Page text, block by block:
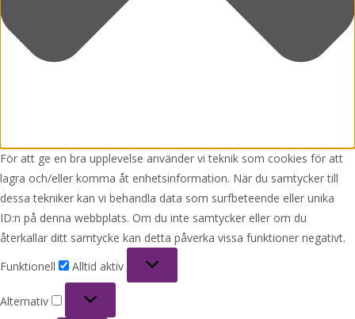
För att ge en bra upplevelse använder vi teknik som cookies för att
lagra och/eller komma åt enhetsinformation. När du samtycker till
dessa tekniker kan vi behandla data som surfbeteende eller unika
ID:n på denna webbplats. Om du inte samtycker eller om du
återkallar ditt samtycke kan detta påverka vissa funktioner negativt.
Funktionell
Alltid aktiv
Alternativ